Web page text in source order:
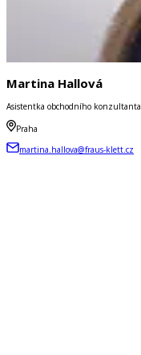
Martina Hallová
Asistentka obchodního konzultanta
Praha
martina.hallova@fraus-klett.cz